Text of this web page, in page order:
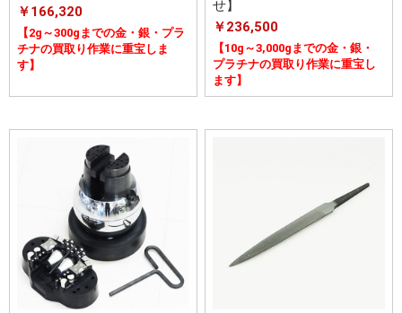
￥166,320
【2g～300gまでの金・銀・プラ
チナの買取り作業に重宝しま
す】
せ】
￥236,500
【10g～3,000gまでの金・銀・
プラチナの買取り作業に重宝し
ます】